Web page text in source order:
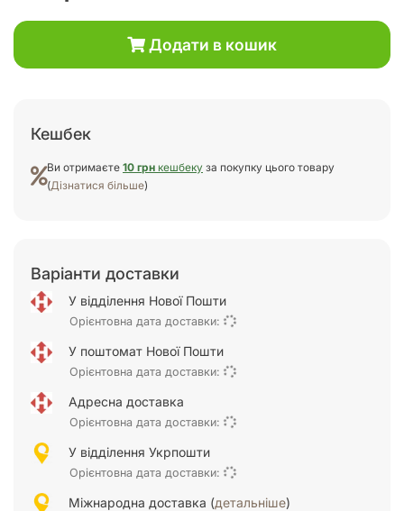
Додати в кошик
Кешбек
Ви отримаєте 10 грн кешбеку за покупку цього товару
(Дізнатися більше)
Варіанти доставки
У відділення Нової Пошти
Орієнтовна дата доставки:
У поштомат Нової Пошти
Орієнтовна дата доставки:
Адресна доставка
Орієнтовна дата доставки:
У відділення Укрпошти
Орієнтовна дата доставки:
Міжнародна доставка (детальніше)